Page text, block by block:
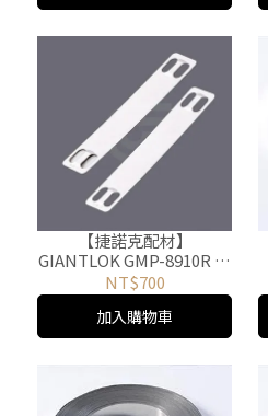
【捷諾克配材】
GIANTLOK GMP-8910R 不
鏽鋼牌 標示牌 89 X 10mm
100入
NT$700
加入購物車